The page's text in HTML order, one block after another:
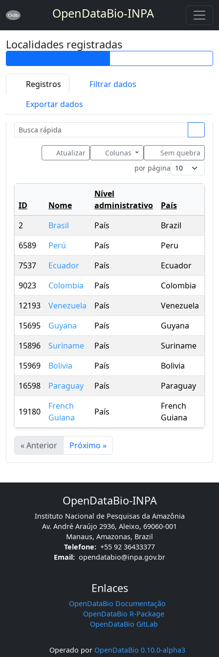
OpenDataBio-INPA
Localidades registradas
Registros
Filtrar dados
Exportar dados
Atualizar Colunas
Sem quebra
por página
ID Nome
Nível
administrativo
País
2
Brasil País Brazil
6589
Perú País Peru
7537
Ecuador País Ecuador
9023
Colombia País Colombia
12193
Venezuela País Venezuela
15695
Guyana País Guyana
15896
Suriname País Suriname
15969
Bolivia País Bolivia
16598
Paraguay País Paraguay
19180
French
Guiana
País
French
Guiana
« Anterior Próximo »
OpenDataBio-INPA
Instituto Nacional de Pesquisas da Amazônia
Av. André Araújo 2936, Aleixo, 69060-001
Manaus, Amazonas, Brazil
Telefone: +55 92 36433377
Email: opendatabio@inpa.gov.br
Enlaces
OpenDataBio Documentação
OpenDataBio R-Package
OpenDataBio GitLab
Operado por OpenDataBio 0.10.0-alpha3